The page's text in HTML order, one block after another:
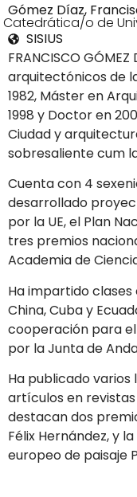
FRANCISCO
arquitectónicos de
1982, Máster en
1998 y Doctor en
Ciudad y
sobresaliente cum
Cuenta con 4
desarrollado
por la UE, el Plan
tres premios
Academia de
Ha impartido clases
China, Cuba y
cooperación para
por la Junta de
Ha publicado
artículos en
destacan dos
Félix Hernández, y
europeo de paisaje
Gómez Díaz,
1Catedrática/o de
SISIUS